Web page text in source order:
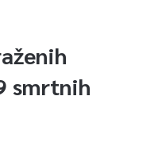
smrtnih